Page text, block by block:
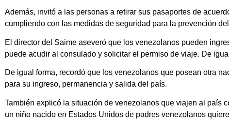
Además, invitó a las personas a retirar sus pasaportes de
cumpliendo con las medidas de seguridad para la prevención
El director del Saime aseveró que los venezolanos pueden
puede acudir al consulado y solicitar el permiso de viaje. De
De igual forma, recordó que los venezolanos que posean otra
para su ingreso, permanencia y salida del país.
También explicó la situación de venezolanos que viajen al país
un niño nacido en Estados Unidos de padres venezolanos